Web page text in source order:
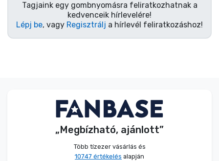
Tagjaink egy gombnyomásra feliratkozhatnak a
kedvenceik hírlevelére!
Lépj be, vagy Regisztrálj a hírlevél feliratkozáshoz!
„Megbízható, ajánlott”
Több tízezer vásárlás és
10747 értékelés alapján